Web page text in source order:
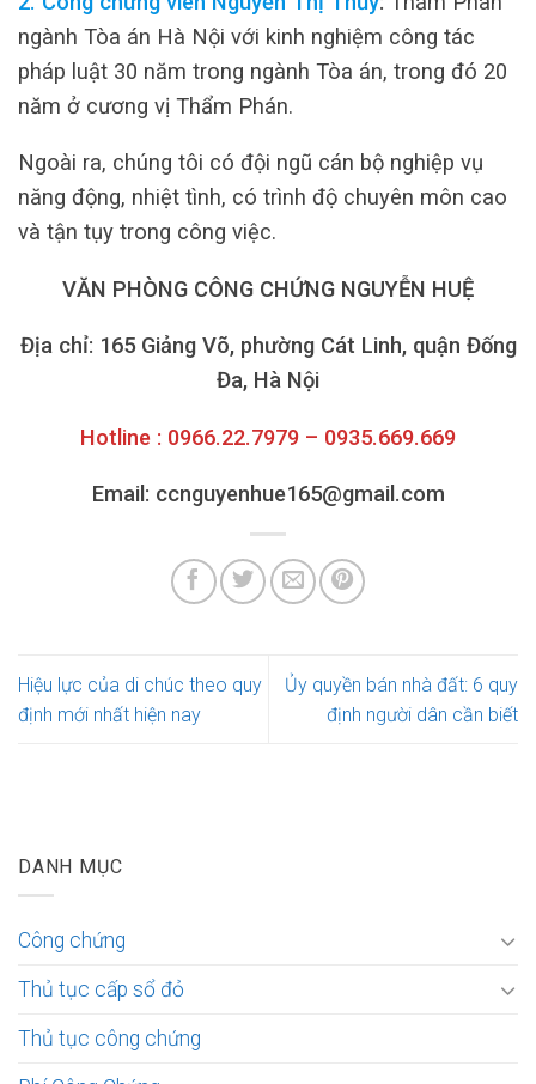
ngành Tòa án Hà Nội với kinh nghiệm công tác
pháp luật 30 năm trong ngành Tòa án, trong đó 20
năm ở cương vị Thẩm Phán.
Ngoài ra, chúng tôi có đội ngũ cán bộ nghiệp vụ
năng động, nhiệt tình, có trình độ chuyên môn cao
và tận tụy trong công việc.
VĂN PHÒNG CÔNG CHỨNG NGUYỄN HUỆ
Địa chỉ: 165 Giảng Võ, phường Cát Linh, quận Đống
Đa, Hà Nội
Hotline : 0966.22.7979 – 0935.669.669
Email: ccnguyenhue165@gmail.com
Hiệu lực của di chúc theo quy
định mới nhất hiện nay
Ủy quyền bán nhà đất: 6 quy
định người dân cần biết
DANH MỤC
Công chứng
Thủ tục cấp sổ đỏ
Thủ tục công chứng